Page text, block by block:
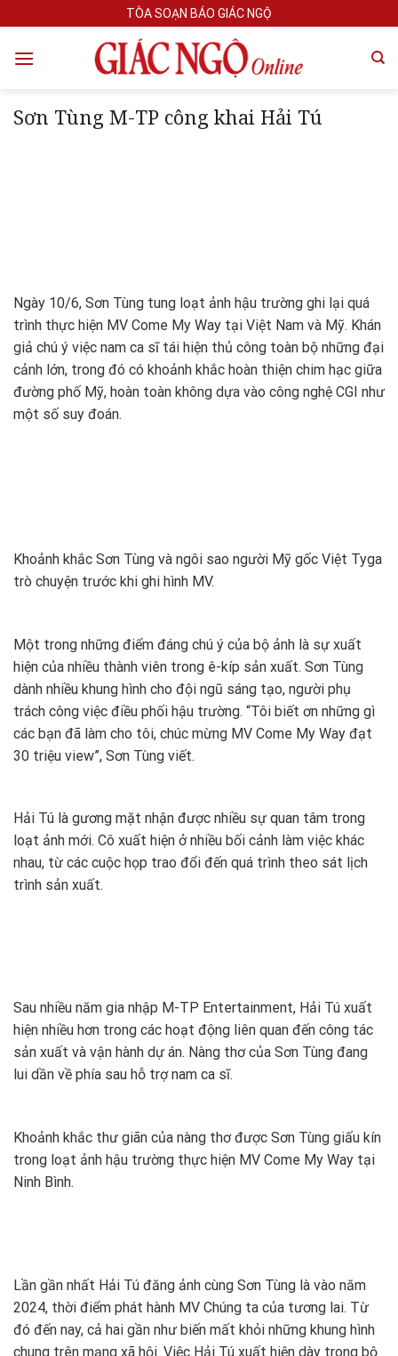
to
content
TÒA SOẠN BÁO GIÁC NGỘ
Sơn Tùng M-TP công khai Hải Tú
Ngày 10/6, Sơn Tùng tung loạt ảnh hậu trường ghi lại quá
trình thực hiện MV Come My Way tại Việt Nam và Mỹ. Khán
giả chú ý việc nam ca sĩ tái hiện thủ công toàn bộ những đại
cảnh lớn, trong đó có khoảnh khắc hoàn thiện chim hạc giữa
đường phố Mỹ, hoàn toàn không dựa vào công nghệ CGI như
một số suy đoán.
Khoảnh khắc Sơn Tùng và ngôi sao người Mỹ gốc Việt Tyga
trò chuyện trước khi ghi hình MV.
Một trong những điểm đáng chú ý của bộ ảnh là sự xuất
hiện của nhiều thành viên trong ê-kíp sản xuất. Sơn Tùng
dành nhiều khung hình cho đội ngũ sáng tạo, người phụ
trách công việc điều phối hậu trường. “Tôi biết ơn những gì
các bạn đã làm cho tôi, chúc mừng MV Come My Way đạt
30 triệu view”, Sơn Tùng viết.
Hải Tú là gương mặt nhận được nhiều sự quan tâm trong
loạt ảnh mới. Cô xuất hiện ở nhiều bối cảnh làm việc khác
nhau, từ các cuộc họp trao đổi đến quá trình theo sát lịch
trình sản xuất.
Sau nhiều năm gia nhập M-TP Entertainment, Hải Tú xuất
hiện nhiều hơn trong các hoạt động liên quan đến công tác
sản xuất và vận hành dự án. Nàng thơ của Sơn Tùng đang
lui dần về phía sau hỗ trợ nam ca sĩ.
Khoảnh khắc thư giãn của nàng thơ được Sơn Tùng giấu kín
trong loạt ảnh hậu trường thực hiện MV Come My Way tại
Ninh Bình.
Lần gần nhất Hải Tú đăng ảnh cùng Sơn Tùng là vào năm
2024, thời điểm phát hành MV Chúng ta của tương lai. Từ
đó đến nay, cả hai gần như biến mất khỏi những khung hình
chung trên mạng xã hội. Việc Hải Tú xuất hiện dày trong bộ